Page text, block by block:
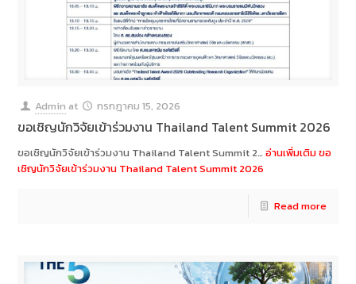
Admin at กรกฎาคม 15, 2026
ขอเชิญนักวิจัยเข้าร่วมงาน Thailand Talent Summit 2026
ขอเชิญนักวิจัยเข้าร่วมงาน Thailand Talent Summit 2…อ่านเพิ่มเติมขอ
เชิญนักวิจัยเข้าร่วมงาน Thailand Talent Summit 2026
Read more